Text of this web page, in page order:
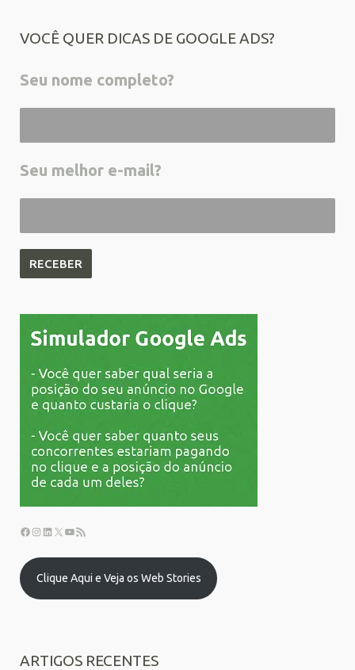
VOCÊ QUER DICAS DE GOOGLE ADS?
Seu nome completo?
Seu melhor e-mail?
Clique Aqui e Veja os Web Stories
ARTIGOS RECENTES